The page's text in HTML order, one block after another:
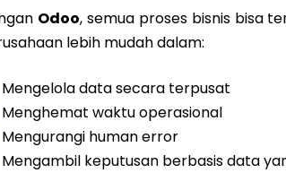
Odoo, semua proses bisnis bisa
lebih mudah dalam:
Mengelola data secara terpusat
Menghemat waktu operasional
Mengurangi human error
Mengambil keputusan berbasis data